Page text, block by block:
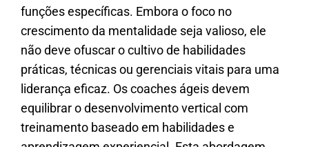
funções específicas. Embora o foco no
crescimento da mentalidade seja valioso, ele
não deve ofuscar o cultivo de habilidades
práticas, técnicas ou gerenciais vitais para uma
liderança eficaz. Os coaches ágeis devem
equilibrar o desenvolvimento vertical com
treinamento baseado em habilidades e